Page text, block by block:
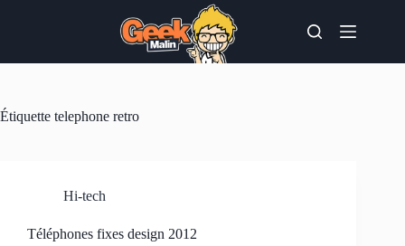
Étiquette telephone retro
Hi-tech
Téléphones fixes design 2012